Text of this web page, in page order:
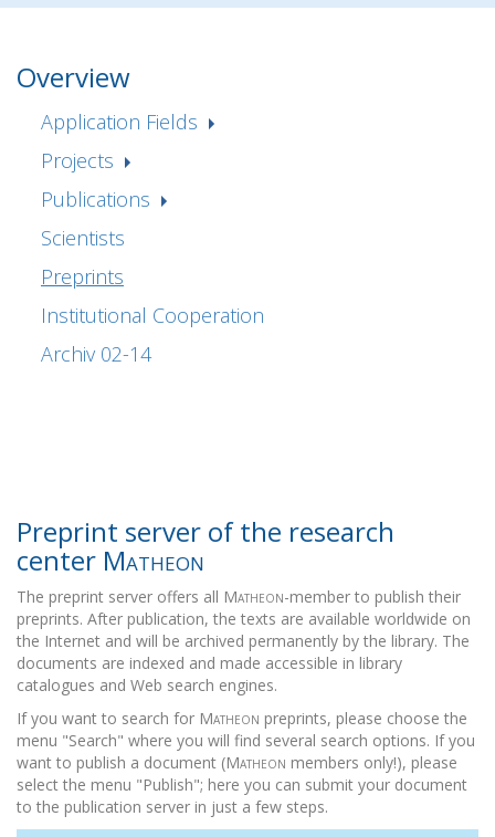
Overview
Application Fields
Projects
Publications
Scientists
Preprints
Institutional Cooperation
Archiv 02-14
Preprint server of the research
center Matheon
The preprint server offers all Matheon-member to publish their
preprints. After publication, the texts are available worldwide on
the Internet and will be archived permanently by the library. The
documents are indexed and made accessible in library
catalogues and Web search engines.
If you want to search for Matheon preprints, please choose the
menu "Search" where you will find several search options. If you
want to publish a document (Matheon members only!), please
select the menu "Publish"; here you can submit your document
to the publication server in just a few steps.